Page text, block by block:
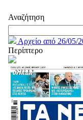
Αναζήτηση
Αρχείο από 26/05/
Περίπτερο